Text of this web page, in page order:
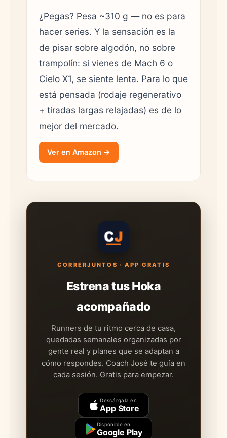
¿Pegas? Pesa ~310 g — no es para
hacer series. Y la sensación es la
de pisar sobre algodón, no sobre
trampolín: si vienes de Mach 6 o
Cielo X1, se siente lenta. Para lo que
está pensada (rodaje regenerativo
+ tiradas largas relajadas) es de lo
mejor del mercado.
Ver en Amazon →
CORRERJUNTOS · APP GRATIS
Estrena tus Hoka
acompañado
Runners de tu ritmo cerca de casa,
quedadas semanales organizadas por
gente real y planes que se adaptan a
cómo respondes. Coach José te guía en
cada sesión. Gratis para empezar.
Descárgala en
App Store
Disponible en
Google Play